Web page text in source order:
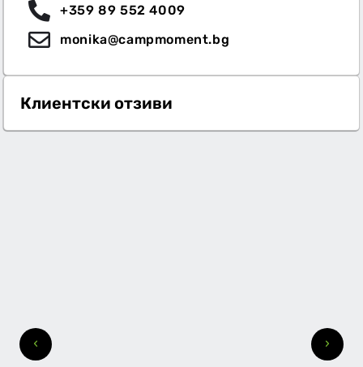
+359 89 552 4009
monika@campmoment.bg
Клиентски отзиви